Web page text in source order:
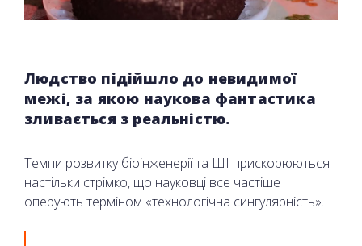
Людство підійшло до невидимої
межі, за якою наукова фантастика
зливається з реальністю.
Темпи розвитку біоінженерії та ШІ прискорюються
настільки стрімко, що науковці все частіше
оперують терміном «технологічна сингулярність».